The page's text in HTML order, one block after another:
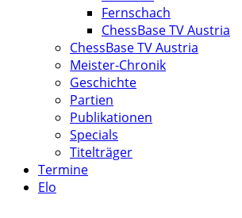
Fernschach
ChessBase TV Austria
ChessBase TV Austria
Meister-Chronik
Geschichte
Partien
Publikationen
Specials
Titelträger
Termine
Elo